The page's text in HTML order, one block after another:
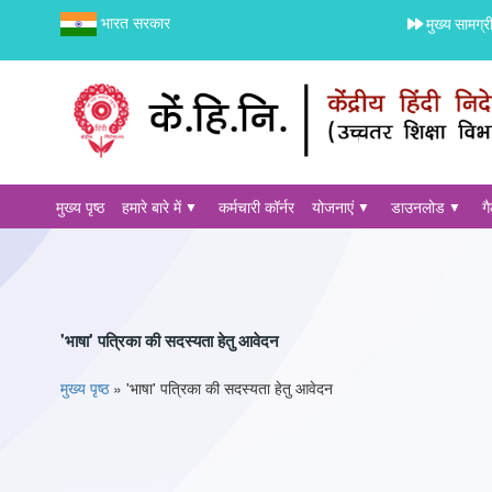
भारत सरकार मुख्य
मुख्य पृष्ठ हमारे बारे में कर्मचारी कॉर्नर योजनाएं डाउनलोड
'भाषा' पत्रिका की सदस्यता हेतु आवेदन
You are here
मुख्य पृष्ठ»'भाषा' पत्रिका की सदस्यता हेतु आवेदन